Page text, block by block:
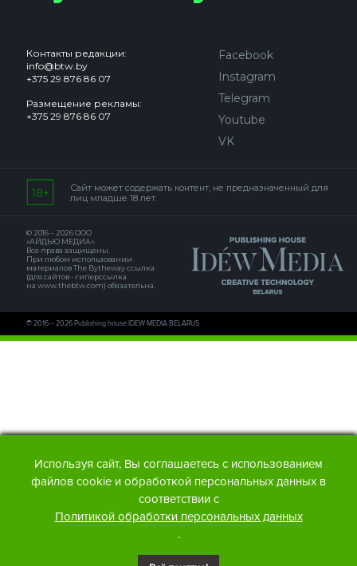
Контакты редакции:
info@btw.by
+375 29 876 86 07
Размещение рекламы:
+375 29 876 86 07
Facebook
Instagram
Telegram
Youtube
VK
Сайт может содержать контент, не предназначенный для
лиц младше 18 лет.
© 2016 – 2026 ООО
«АЙДЬЮ МЕДИА».
Все права защищены.
При любом использовании
материалов The Bytheway ссылка
(для сайтов - гиперссылка
на www.thebtw.com) обязательна.
© 2016 – 2026 Publishing house IDEW MEDIA BELARUS
Используя сайт, Вы соглашаетесь с использованием
файлов cookie и обработкой персональных данных в
соответствии с
Политикой обработки персональных данных
.